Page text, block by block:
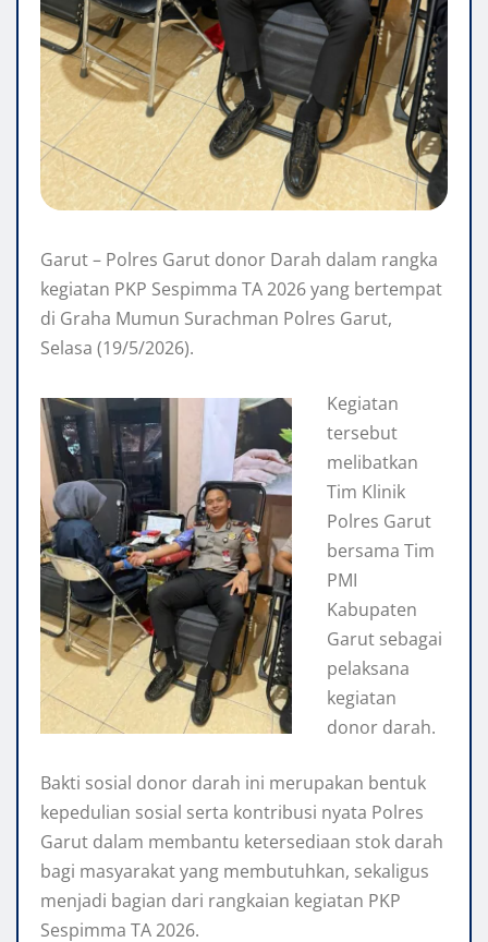
Garut – Polres Garut donor Darah dalam rangka
kegiatan PKP Sespimma TA 2026 yang bertempat
di Graha Mumun Surachman Polres Garut,
Selasa (19/5/2026).
Kegiatan
tersebut
melibatkan
Tim Klinik
Polres Garut
bersama Tim
PMI
Kabupaten
Garut sebagai
pelaksana
kegiatan
donor darah.
Bakti sosial donor darah ini merupakan bentuk
kepedulian sosial serta kontribusi nyata Polres
Garut dalam membantu ketersediaan stok darah
bagi masyarakat yang membutuhkan, sekaligus
menjadi bagian dari rangkaian kegiatan PKP
Sespimma TA 2026.